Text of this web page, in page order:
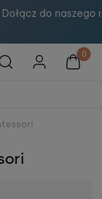
5% rabatu na